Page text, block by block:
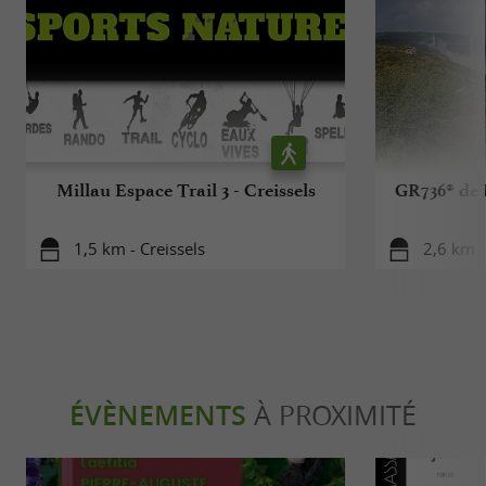
Millau Espace Trail 3 - Creissels
1,5 km - Creissels
GR736®
2,6 km
ÉVÈNEMENTS À PROXIMITÉ